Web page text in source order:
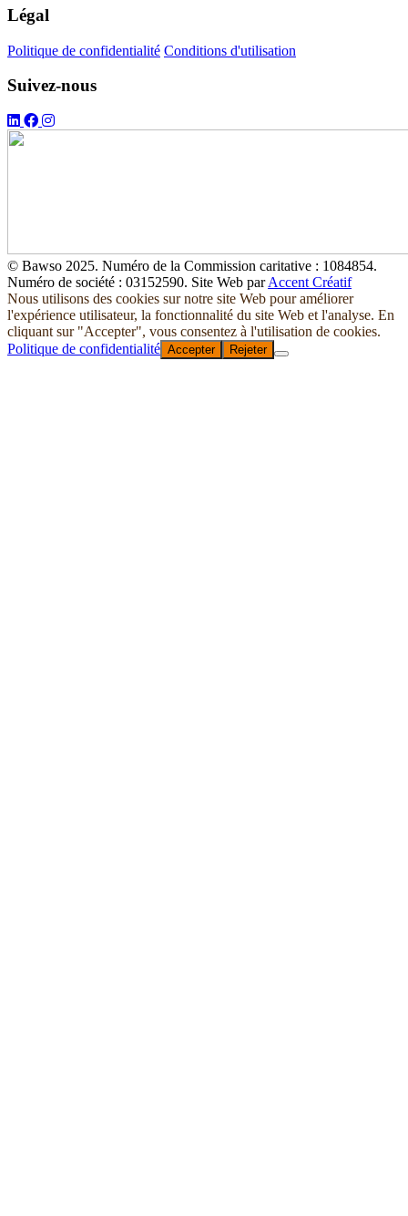
Légal
Politique de confidentialité Conditions d'utilisation
Suivez-nous
© Bawso 2025. Numéro de la Commission caritative : 1084854.
Numéro de société : 03152590. Site Web parAccent Créatif
Nous utilisons des cookies sur notre site Web pour améliorer
l'expérience utilisateur, la fonctionnalité du site Web et l'analyse. En
cliquant sur "Accepter", vous consentez à l'utilisation de cookies.
Politique de confidentialité Accepter Rejeter